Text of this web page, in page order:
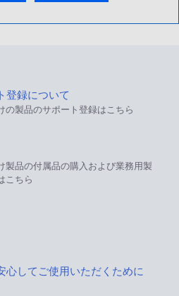
登録について
の製品のサポート登録はこちら
製品の付属品の購入および業務用製
こちら
心してご使用いただくために